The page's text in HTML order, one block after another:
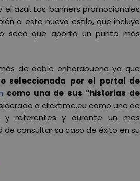
azul. Los banners promocionales
a este nuevo estilo, que incluye
seco que aporta un punto más
de doble enhorabuena ya que
seleccionada por el portal de
como una de sus “historias de
a clicktime.eu como uno de
y referentes y durante un mes
consultar su caso de éxito en su